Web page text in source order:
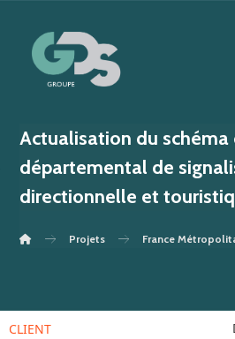
Actualisation du schéma
départemental de
directionnelle et
Projets France
CLIENT